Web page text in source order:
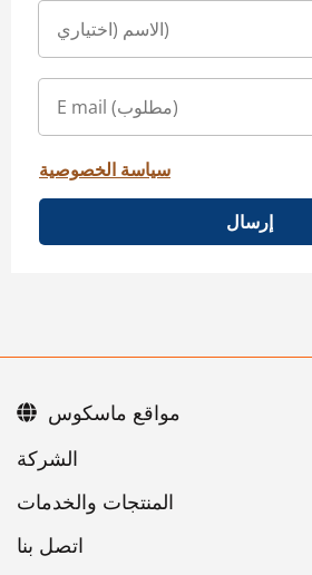
سياسة الخصوصية
إرسال
اتصل بنا
مواقع ماسكوس